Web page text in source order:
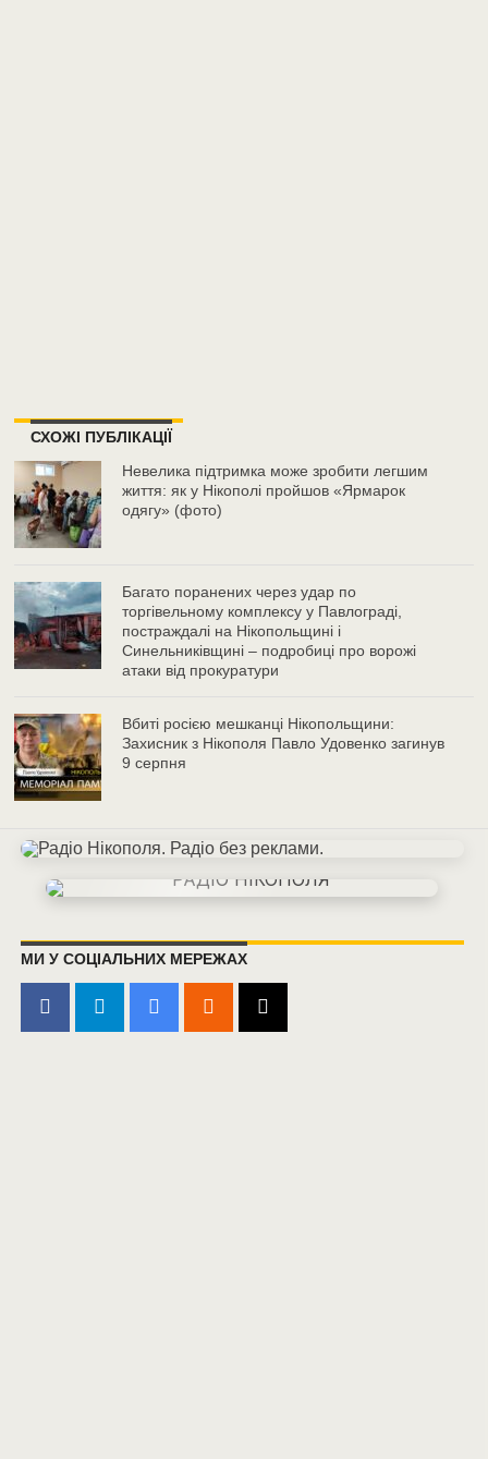
СХОЖІ ПУБЛІКАЦІЇ
Невелика підтримка може зробити легшим
життя: як у Нікополі пройшов «Ярмарок
одягу» (фото)
Багато поранених через удар по
торгівельному комплексу у Павлограді,
постраждалі на Нікопольщині і
Синельниківщині – подробиці про ворожі
атаки від прокуратури
Вбиті росією мешканці Нікопольщини:
Захисник з Нікополя Павло Удовенко загинув
9 серпня
МИ У СОЦІАЛЬНИХ МЕРЕЖАХ